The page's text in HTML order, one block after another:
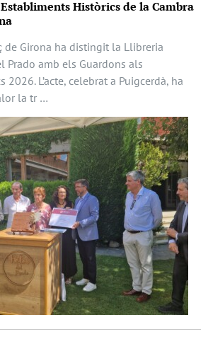
Històrics de la Cambra
de Girona ha distingit la Llibreria
Prado amb els Guardons als
L’acte, celebrat a Puigcerdà, ha
la tr …